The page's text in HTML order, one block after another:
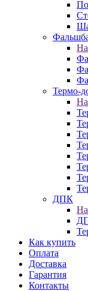
Термо-
ДПК
Как купить
Оплата
Доставка
Гарантия
Контакты